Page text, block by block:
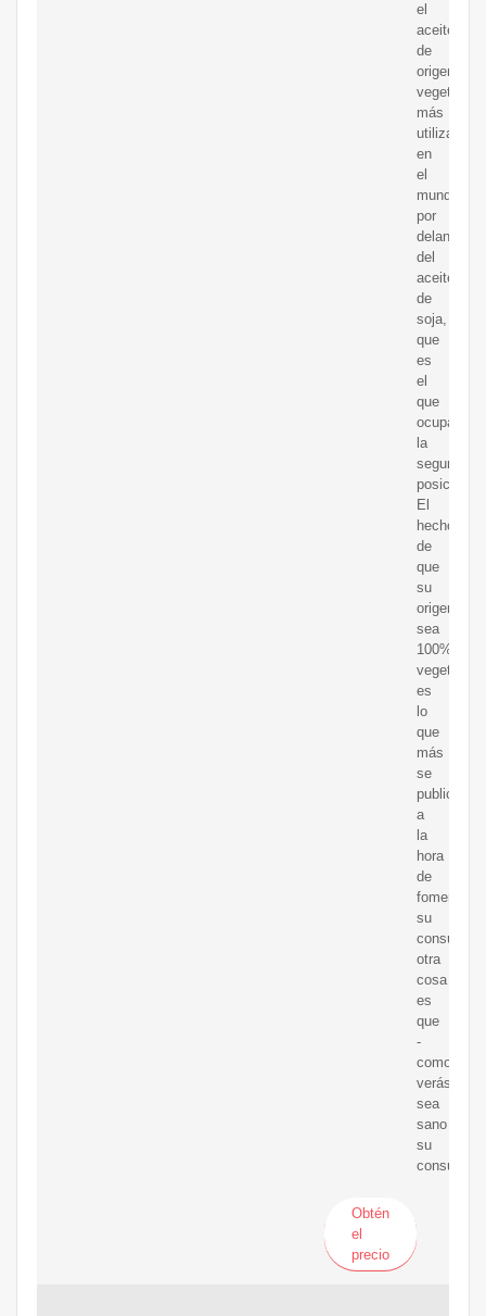
el
aceite
de
origen
vegetal
más
utilizado
en
el
mundo,
por
delante
del
aceite
de
soja,
que
es
el
que
ocupa
la
segunda
posición.
El
hecho
de
que
su
origen
sea
100%
vegetal
es
lo
que
más
se
publicita
a
la
hora
de
fomentar
su
consumo;
otra
cosa
es
que
-
como
verás-
sea
sano
su
consumo.
Obtén
el
precio